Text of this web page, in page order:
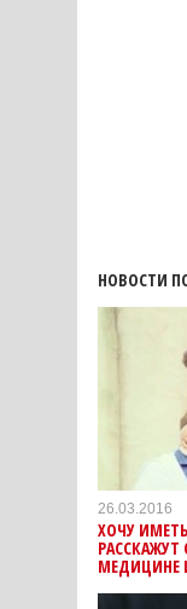
НОВОСТИ
26.03.2016
ХОЧУ
МЕДИЦИНЕ